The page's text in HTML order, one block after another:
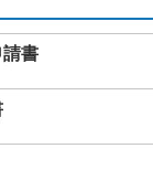
請書